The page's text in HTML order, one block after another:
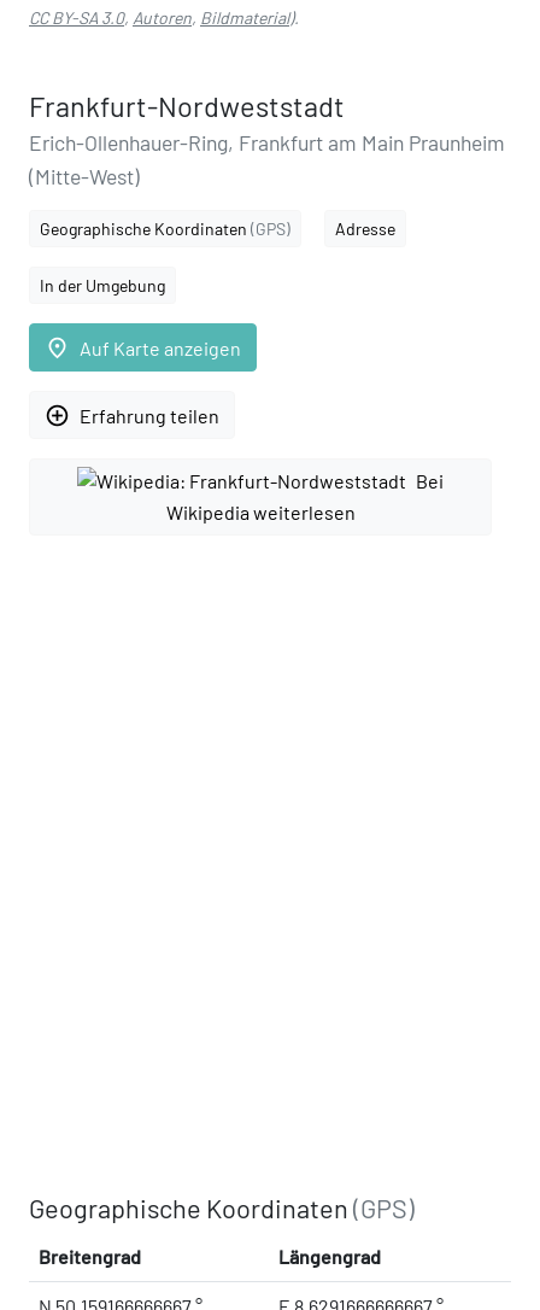
CC BY-SA 3.0, Autoren, Bildmaterial).
Frankfurt-Nordweststadt
Erich-Ollenhauer-Ring, Frankfurt am Main Praunheim
(Mitte-West)
Geographische Koordinaten (GPS) Adresse
In der Umgebung
place Auf Karte anzeigen
add_circle_outline Erfahrung teilen
Bei
Wikipedia weiterlesen
Geographische Koordinaten(GPS)
Breitengrad Längengrad